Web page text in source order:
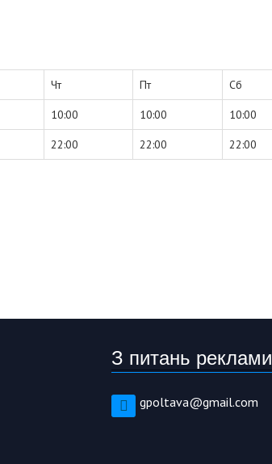
Чт Пт Сб
10:00 10:00 10:00
22:00 22:00 22:00
З питань реклами
gpoltava@gmail.com